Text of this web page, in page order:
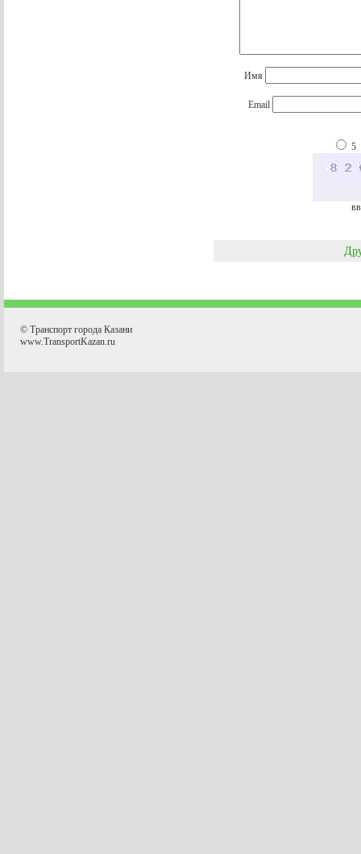
Имя
Email
5
© Транспорт города Казани
www.TransportKazan.ru